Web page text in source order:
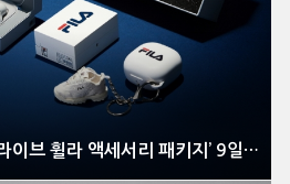
삼성전자, ‘갤럭시 버즈 라이브 휠라 액세서리 패키지’ 9일부터 한정 판매